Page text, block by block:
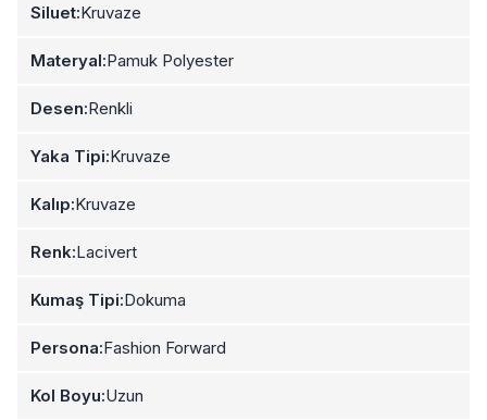
Siluet:Kruvaze
Materyal:Pamuk Polyester
Desen:Renkli
Yaka Tipi:Kruvaze
Kalıp:Kruvaze
Renk:Lacivert
Kumaş Tipi:Dokuma
Persona:Fashion Forward
Kol Boyu:Uzun